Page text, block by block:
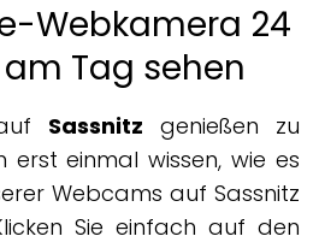
Webkamera 24
Tag sehen
Sassnitz genießen zu
erst einmal wissen, wie es
Webcams auf Sassnitz
Sie einfach auf den